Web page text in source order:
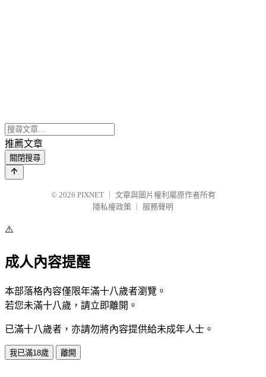
推薦文章
關閉搜尋
© 2026 PIXNET
文章與圖片權利屬原作者所有
隱私權政策
服務聲明
⚠️
成人內容提醒
本部落格內容僅限年滿十八歲者瀏覽。
若您未滿十八歲，請立即離開。
已滿十八歲者，亦請勿將內容提供給未成年人士。
我已滿18歲 離開